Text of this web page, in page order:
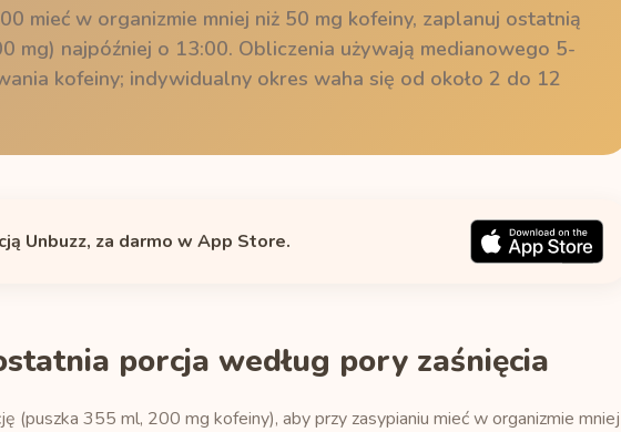
mieć w organizmie mniej niż 50 mg kofeiny, zaplanuj ostatnią
mg) najpóźniej o 13:00. Obliczenia używają medianowego 5-
kofeiny; indywidualny okres waha się od około 2 do 12
Unbuzz, za darmo w App Store.
porcja według pory zaśnięcia
(puszka 355 ml, 200 mg kofeiny), aby przy zasypianiu mieć w organizmie mniej